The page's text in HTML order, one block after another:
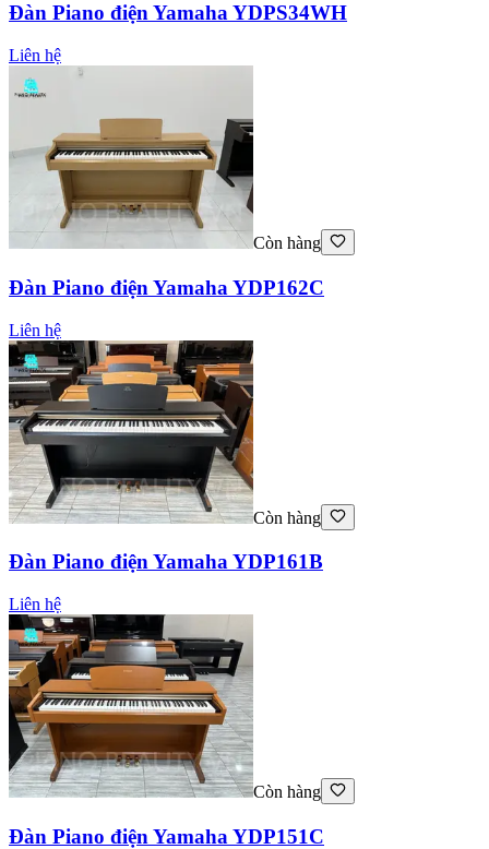
Đàn Piano điện Yamaha YDPS34WH
Liên hệ
Còn hàng
Đàn Piano điện Yamaha YDP162C
Liên hệ
Còn hàng
Đàn Piano điện Yamaha YDP161B
Liên hệ
Còn hàng
Đàn Piano điện Yamaha YDP151C